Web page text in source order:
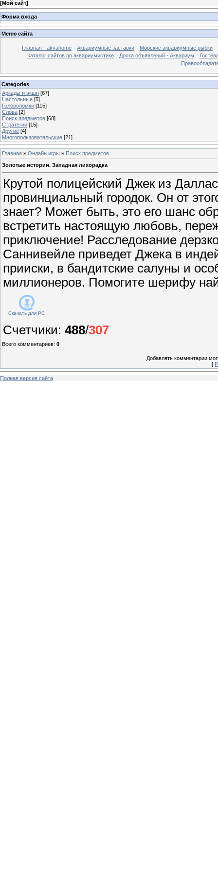
[Мой сайт]
Форма входа
Меню сайта
Главная - akvahome Аквариумные заставки
Морские аквариумные рыбки
Каталог сайтов по аквариумистике
Доска объявлений - Аквариум
Categories
Аркады и экшн [67]
Настольные [5]
Головоломки [115]
Слова [2]
Поиск предметов [68]
Стратегии [15]
Другие [4]
Многопользовательские [21]
Главная » Онлайн игры » Поиск предметов
Золотые истории. Западная лихорадка
Крутой полицейский Джек из
провинциальный городок. Он от
знает? Может быть, это его шанс
встретить настоящую любовь,
приключение! Расследование
Саннивейле приведет Джека в
прииски, в бандитские салуны и
миллионеров. Помогите шерифу
Скачать для PC
Счетчики: 488/307
Всего комментариев: 0
Добавлять комментарии
[
Полная версия сайта